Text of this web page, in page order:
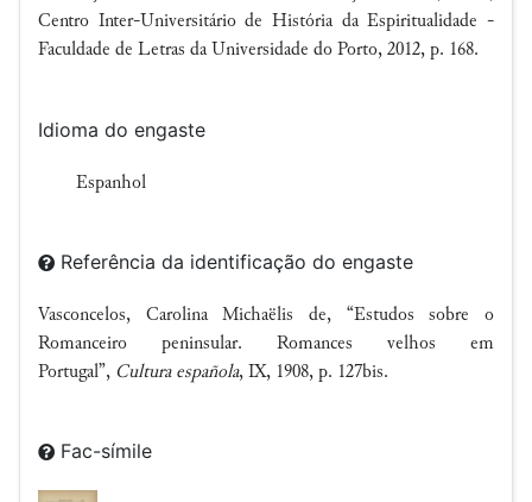
Centro Inter-Universitário de História da Espiritualidade -
Faculdade de Letras da Universidade do Porto, 2012, p. 168.
Idioma do engaste
Espanhol
Referência da identificação do engaste
Vasconcelos, Carolina Michaëlis de, “Estudos sobre o
Romanceiro peninsular. Romances velhos em
Portugal”, Cultura española, IX, 1908, p. 127bis.
Fac-símile